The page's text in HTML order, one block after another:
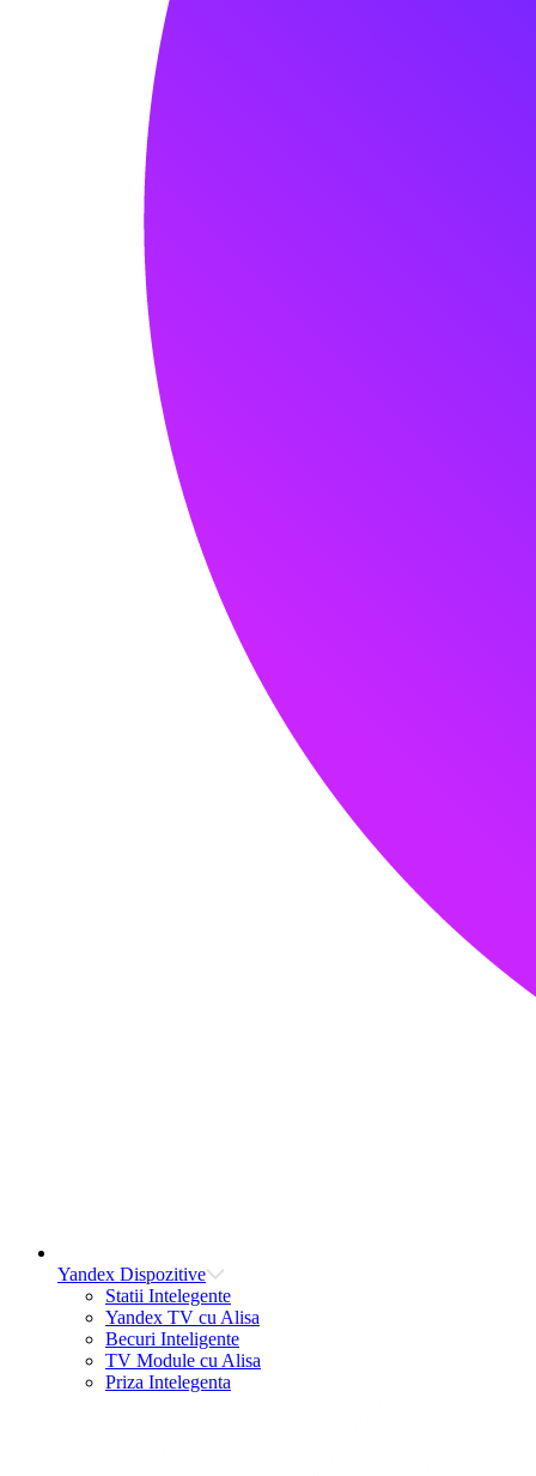
Yandex Dispozitive
Statii Intelegente
Yandex TV cu Alisa
Becuri Inteligente
TV Module cu Alisa
Priza Intelegenta